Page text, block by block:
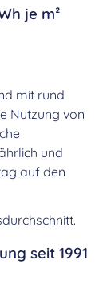
je m²
mit rund
Nutzung von
und
auf den
seit 1991